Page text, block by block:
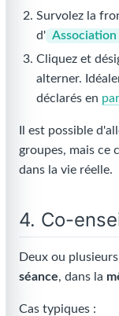
Survolez la
d' Association
Cliquez et
alterner.
déclarés en
Il est possible
groupes, mais ce
dans la vie réelle.
4. Co-
Deux ou
séance, dans la
Cas typiques :